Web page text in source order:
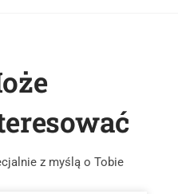
z myślą o Tobie